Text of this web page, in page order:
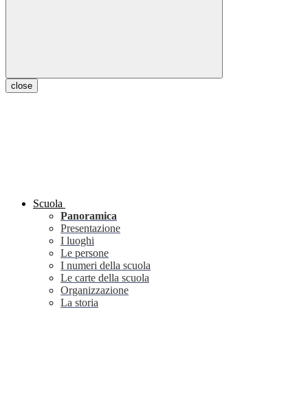
close
Scuola
Panoramica
Presentazione
I luoghi
Le persone
I numeri della scuola
Le carte della scuola
Organizzazione
La storia